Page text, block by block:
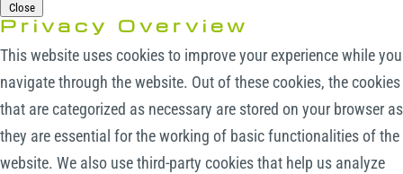
Close
Privacy Overview
This website uses cookies to improve your experience while you
navigate through the website. Out of these cookies, the cookies
that are categorized as necessary are stored on your browser as
they are essential for the working of basic functionalities of the
website. We also use third-party cookies that help us analyze